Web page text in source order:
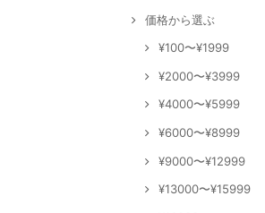
価格から選ぶ
¥100〜¥1999
¥2000〜¥3999
¥4000〜¥5999
¥6000〜¥8999
¥9000〜¥12999
¥13000〜¥15999